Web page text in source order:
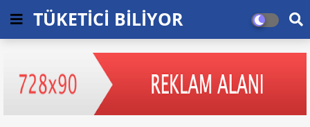
TÜKETİCİ BİLİYOR